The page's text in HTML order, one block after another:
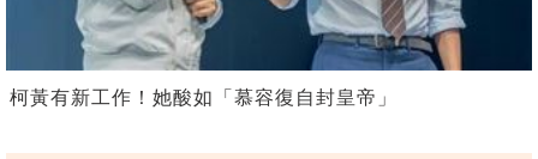
柯黃有新工作！她酸如「慕容復自封皇帝」